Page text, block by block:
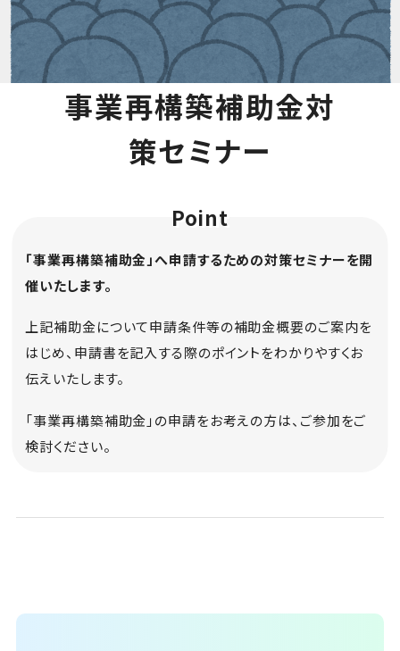
事業再構築補助金対
策セミナー
「事業再構築補助金」へ申請するための対策セミナーを開
催いたします。
上記補助金について申請条件等の補助金概要のご案内を
はじめ、申請書を記入する際のポイントをわかりやすくお
伝えいたします。
「事業再構築補助金」の申請をお考えの方は、ご参加をご
検討ください。